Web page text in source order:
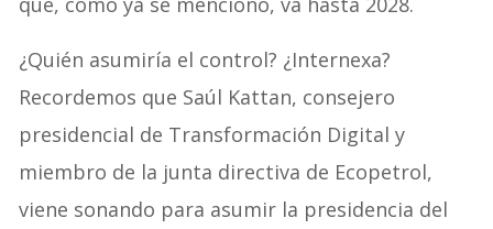
¿Quién asumiría el control? ¿Internexa?
Recordemos que Saúl Kattan, consejero
presidencial de Transformación Digital y
miembro de la junta directiva de Ecopetrol,
viene sonando para asumir la presidencia del